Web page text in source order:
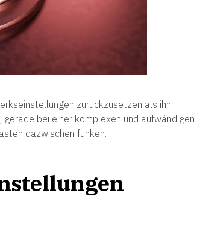
zurückzusetzen als ihn
bei einer komplexen und aufwändigen
dazwischen funken.